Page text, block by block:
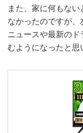
また、家に何もな
なかったのですが
ニュースや最新の
むようになったと思